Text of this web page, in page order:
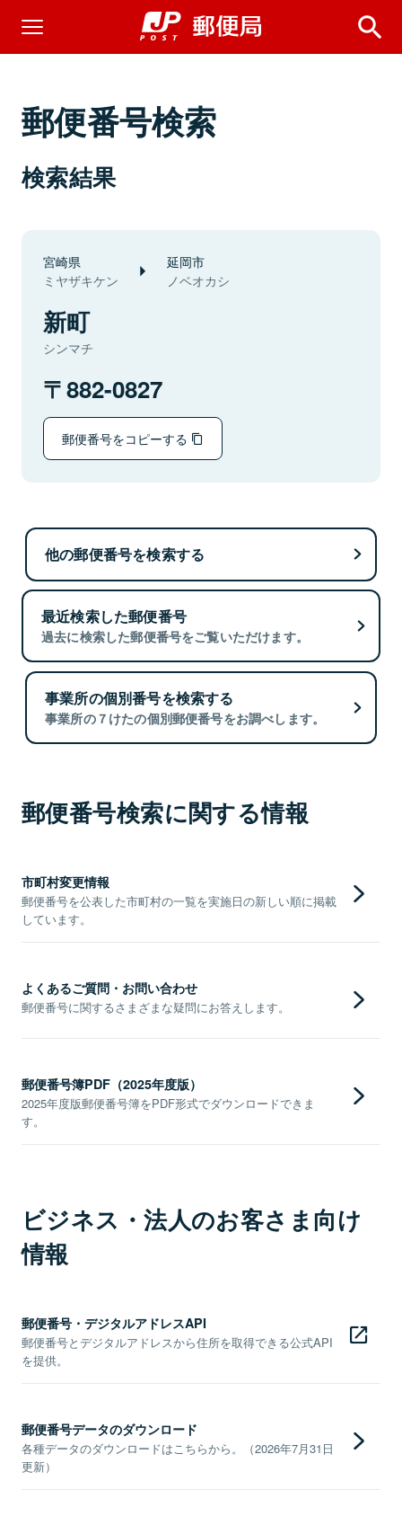
郵便番号検索
検索結果
宮崎県
ミヤザキケン
延岡市
ノベオカシ
新町
シンマチ
882-0827
郵便番号をコピーする
他の郵便番号を検索する
最近検索した郵便番号
過去に検索した郵便番号をご覧いただけます。
事業所の個別番号を検索する
事業所の７けたの個別郵便番号をお調べします。
郵便番号検索に関する情報
市町村変更情報
郵便番号を公表した市町村の一覧を実施日の新しい順に掲載
しています。
よくあるご質問・お問い合わせ
郵便番号に関するさまざまな疑問にお答えします。
郵便番号簿PDF（2025年度版）
2025年度版郵便番号簿をPDF形式でダウンロードできま
す。
ビジネス・法人のお客さま向け
情報
郵便番号・デジタルアドレスAPI
郵便番号とデジタルアドレスから住所を取得できる公式API
を提供。
郵便番号データのダウンロード
各種データのダウンロードはこちらから。（2026年7月31日
更新）